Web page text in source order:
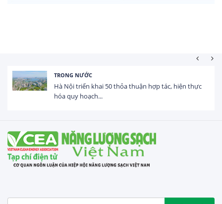
TRONG NƯỚC
Hà Nội triển khai 50 thỏa thuận hợp tác, hiện thực
hóa quy hoạch...